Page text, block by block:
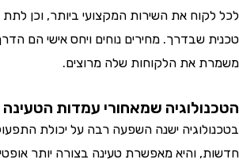
את השירות המקצועי ביותר, וכן לתת
שבדרך. מחירים נוחים ויחס אישי הם הדרך
את הלקוחות שלה מרוצים.
שמאחורי עמדות הטעינה
ישנה השפעה רבה על יכולת התפעול של
והיא מאפשרת טעינה בצורה יותר